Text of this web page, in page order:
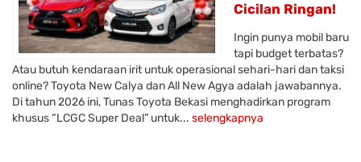
Cicilan Ringan!
Ingin punya mobil baru
tapi budget terbatas?
Atau butuh kendaraan irit untuk operasional sehari-hari dan taksi
online? Toyota New Calya dan All New Agya adalah jawabannya.
Di tahun 2026 ini, Tunas Toyota Bekasi menghadirkan program
khusus “LCGC Super Deal” untuk... selengkapnya